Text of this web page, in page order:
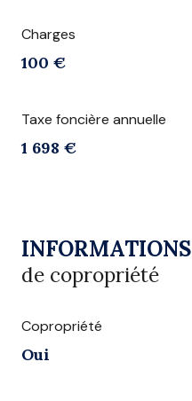
Charges
100 €
Taxe foncière annuelle
1 698 €
INFORMATIONS
de copropriété
Copropriété
Oui